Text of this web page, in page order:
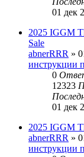
01 дек
2025 IGGM
Sale
abnerRRR »
инструкции
0
12323
01 дек
2025 IGGM
abnerRRR »
инструкции